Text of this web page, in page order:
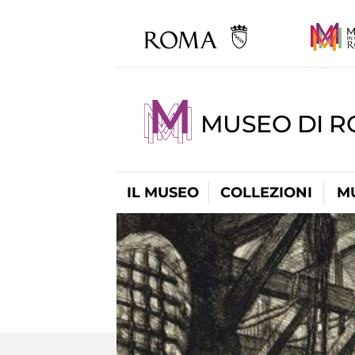
MUSEO DI
IL MUSEO COLLEZIONI